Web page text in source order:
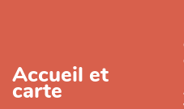
Accueil et
carte